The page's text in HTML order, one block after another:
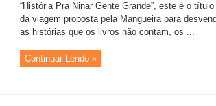
“História Pra Ninar Gente Grande”, este é o título
da viagem proposta pela Mangueira para
as histórias que os livros não contam, os ...
Continuar Lendo »